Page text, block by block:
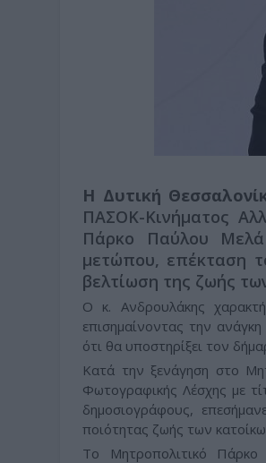
Η Δυτική
ΠΑΣΟΚ-Κινήματος
Πάρκο Παύλου
μετώπου, επέκταση
βελτίωση της ζωής
Ο κ. Ανδρουλάκης
επισημαίνοντας την
ότι θα υποστηρίξει τον
Κατά την ξενάγηση στο
Φωτογραφικής Λέσχης με
δημοσιογράφους,
ποιότητας ζωής των
Το Μητροπολιτικό